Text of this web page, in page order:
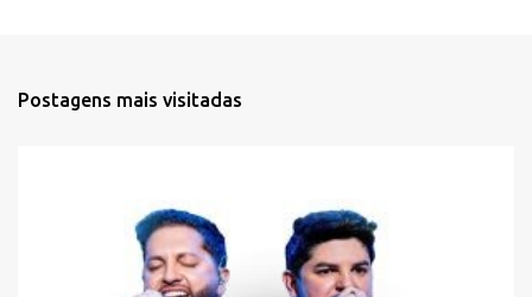
Postagens mais visitadas